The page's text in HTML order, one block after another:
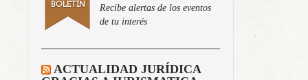
Recibe alertas de los eventos
de tu interés
ACTUALIDAD JURÍDICA